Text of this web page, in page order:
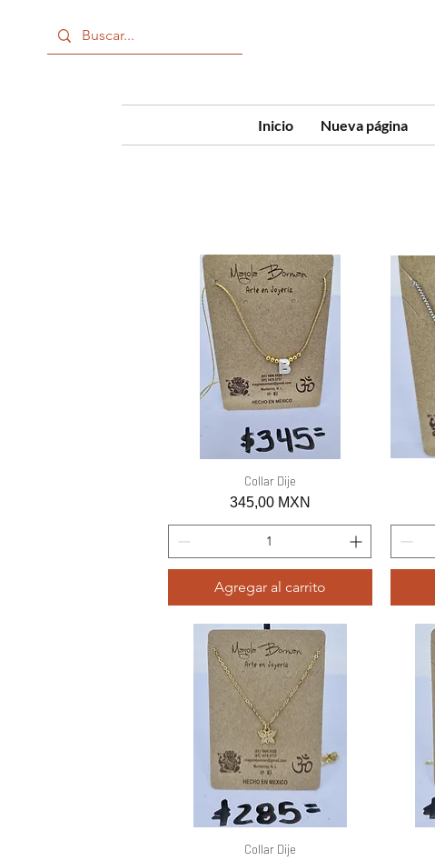
Inicio Nueva página
Vista rápida
Collar Dije
Precio
345,00 MXN
Agregar al carrito
Vista rápida
Collar Dije